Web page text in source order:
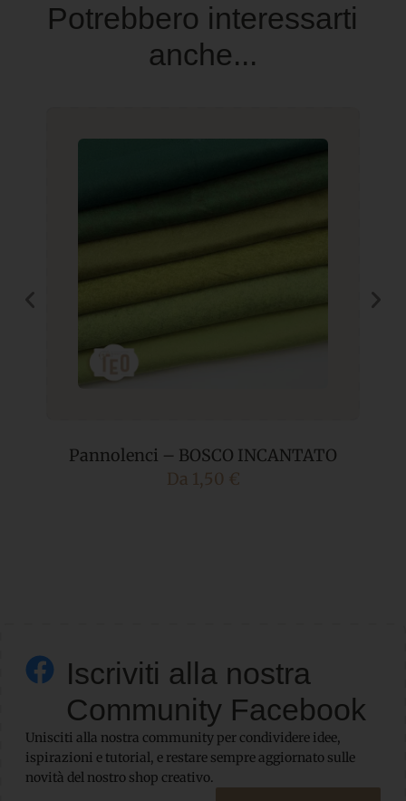
Potrebbero interessarti
anche...
Pannolenci – BOSCO INCANTATO
Da 1,50 €
Iscriviti alla nostra
Community Facebook
Unisciti alla nostra community per condividere idee,
ispirazioni e tutorial, e restare sempre aggiornato sulle
novità del nostro shop creativo.